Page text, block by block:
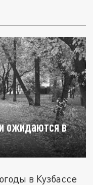
ожидаются в
в Кузбассе